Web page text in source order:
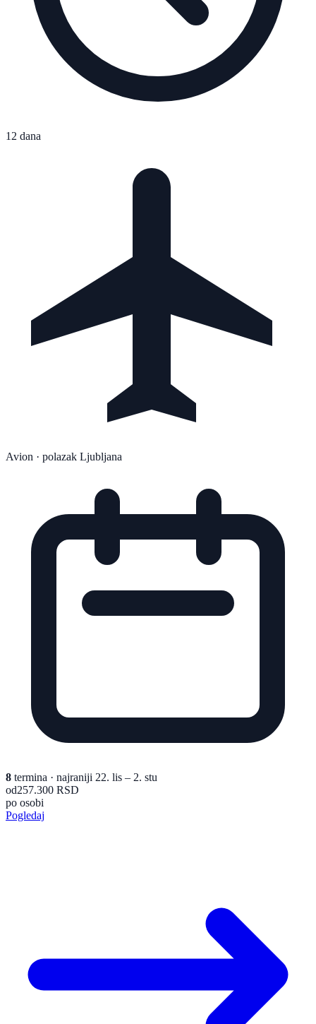
12 dana
Avion · polazak Ljubljana
8 termina · najraniji 22. lis – 2. stu
od257.300 RSD
po osobi
Pogledaj